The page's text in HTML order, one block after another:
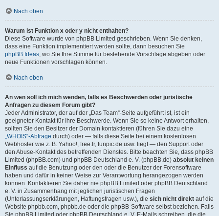
Nach oben
Warum ist Funktion x oder y nicht enthalten?
Diese Software wurde von phpBB Limited geschrieben. Wenn Sie denken,
dass eine Funktion implementiert werden sollte, dann besuchen Sie
phpBB Ideas, wo Sie Ihre Stimme für bestehende Vorschläge abgeben oder
neue Funktionen vorschlagen können.
Nach oben
An wen soll ich mich wenden, falls es Beschwerden oder juristische
Anfragen zu diesem Forum gibt?
Jeder Administrator, der auf der „Das Team“-Seite aufgeführt ist, ist ein
geeigneter Kontakt für Ihre Beschwerde. Wenn Sie so keine Antwort erhalten,
sollten Sie den Besitzer der Domain kontaktieren (führen Sie dazu eine
„WHOIS“-Abfrage durch) oder — falls diese Seite bei einem kostenlosen
Webhoster wie z. B. Yahoo!, free.fr, funpic.de usw. liegt — den Support oder
den Abuse-Kontakt des betreffenden Dienstes. Bitte beachten Sie, dass phpBB
Limited (phpBB.com) und phpBB Deutschland e. V. (phpBB.de) absolut keinen
Einfluss auf die Benutzung oder den oder die Benutzer der Forensoftware
haben und dafür in keiner Weise zur Verantwortung herangezogen werden
können. Kontaktieren Sie daher nie phpBB Limited oder phpBB Deutschland
e. V. in Zusammenhang mit jeglichen juristischen Fragen
(Unterlassungserklärungen, Haftungsfragen usw.), die sich nicht direkt auf die
Website phpbb.com, phpbb.de oder die phpBB-Software selbst beziehen. Falls
Sie phpBB Limited oder phpBB Deutschland e. V. E-Mails schreiben, die die